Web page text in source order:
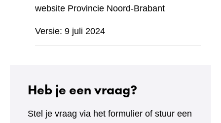
website Provincie Noord-Brabant
Versie: 9 juli 2024
Heb je een vraag?
Stel je vraag via het formulier of stuur een